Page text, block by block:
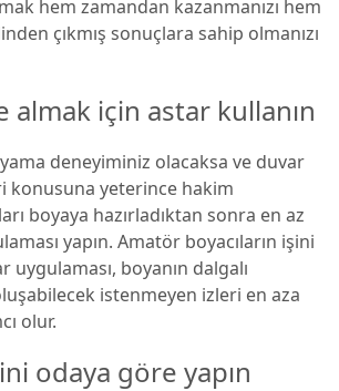
hem zamandan kazanmanızı hem
çıkmış sonuçlara sahip olmanızı
almak için astar kullanın
deneyiminiz olacaksa ve duvar
konusuna yeterince hakim
boyaya hazırladıktan sonra en az
yapın. Amatör boyacıların işini
uygulaması, boyanın dalgalı
istenmeyen izleri en aza
olur.
odaya göre yapın